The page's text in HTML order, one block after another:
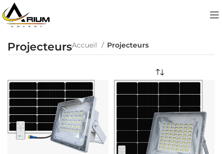
ProjecteursAccueil Projecteurs